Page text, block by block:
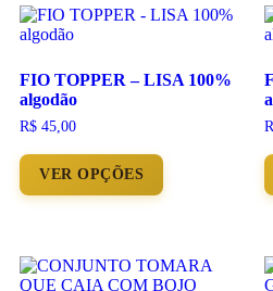
FIO TOPPER – LISA 100%
algodão
R$ 45,00
VER OPÇÕES